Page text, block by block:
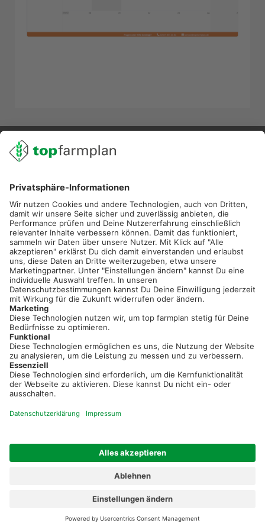
02501 801 44 84
service@topfarmplan.de
Sei immer auf dem Laufenden!
Neue Features, spannende Tipps und hilfreiche Anleitungen!
Registriere dich kostenlos!
einfach und bequem!
Kostenlos registrieren & sofort starten
Impressum Kontakt & Hilfe
Auftragsverarbeitung